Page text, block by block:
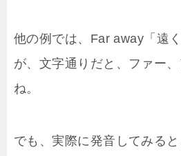
他の例では、Far away「遠
が、文字通りだと、ファー
ね。
でも、実際に発音してみると